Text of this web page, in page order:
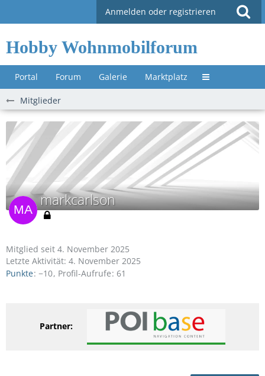
Anmelden oder registrieren
Hobby Wohnmobilforum
Portal Forum Galerie Marktplatz Untermenü »
Mitglieder
markcarlson
Mitglied seit 4. November 2025
Letzte Aktivität: 4. November 2025
Punkte −10 Profil-Aufrufe 61
Partner: